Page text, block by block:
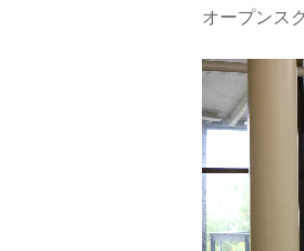
オープンス